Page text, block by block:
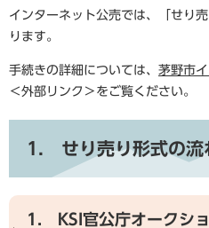
インターネット公売では、「せり
ります。
手続きの詳細については、 茅野市
＜外部リンク＞ をご覧ください。
1. せり売り形式の流
1. KSI官公庁オークシ